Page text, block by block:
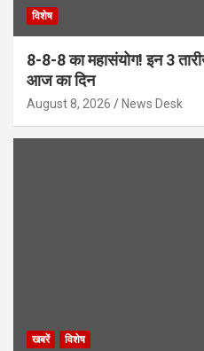
विशेष
8-8-8 का महासंयोग! इन 3
आज का दिन
August 8, 2026 News Desk
खबरें विशेष